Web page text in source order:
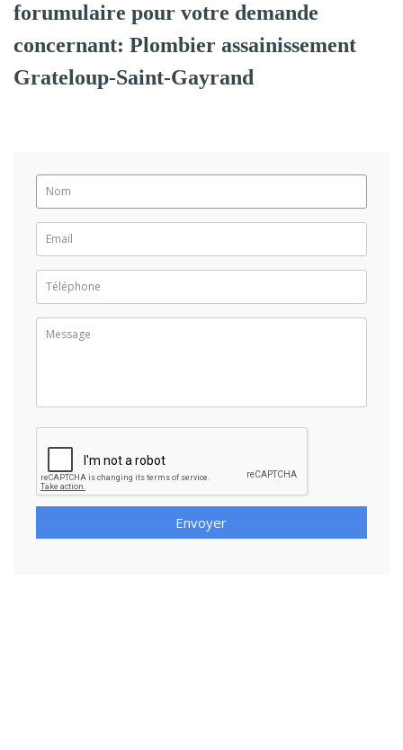
forumulaire pour votre demande
concernant: Plombier assainissement
Grateloup-Saint-Gayrand
Envoyer